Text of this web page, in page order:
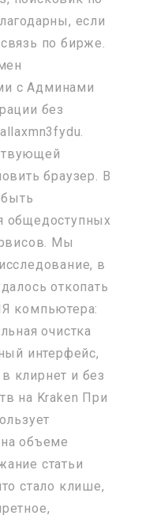
если
по бирже.
с Админами
без
браузер. В
общедоступных
Мы
в
откопать
компьютера:
очистка
интерфейс,
клирнет и без
на Kraken При
объеме
статьи
стало клише,